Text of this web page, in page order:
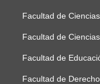
Facultad de
Facultad de
Facultad de
Facultad de